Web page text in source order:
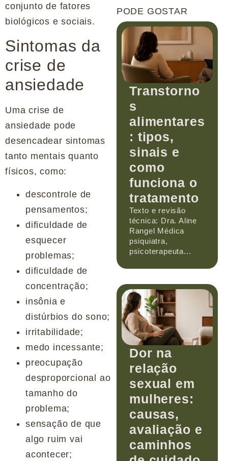
conjunto de fatores
biológicos e sociais.
Sintomas da
crise de
ansiedade
Uma crise de
ansiedade pode
desencadear sintomas
tanto mentais quanto
físicos, como:
descontrole de
pensamentos;
dificuldade de
esquecer
problemas;
dificuldade de
concentração;
insônia e
distúrbios do sono;
irritabilidade;
medo incessante;
preocupação
desproporcional ao
tamanho do
problema;
sensação de que
algo ruim vai
acontecer;
PODE GOSTAR
Transtorno
s
alimentares
: tipos,
sinais e
como
funciona o
tratamento
Texto e revisão
técnica: Dra. Aline
Rangel Médica
psiquiatra,
psicoterapeuta...
Dor na
relação
sexual em
mulheres:
causas,
avaliação e
caminhos